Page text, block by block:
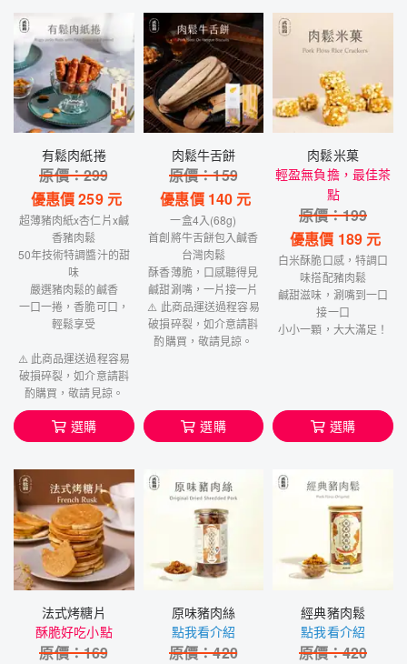
有鬆肉紙捲
原價：299
優惠價259元
超薄豬肉紙x杏仁片x鹹
香豬肉鬆
50年技術特調醬汁的甜
味
嚴選豬肉鬆的鹹香
一口一捲，香脆可口，
輕鬆享受
⚠️ 此商品運送過程容易
破損碎裂，如介意請斟
酌購買，敬請見諒。
選購
肉鬆牛舌餅
原價：159
優惠價 140 元
一盒4入(68g)
首創將牛舌餅包入鹹香
台灣肉鬆
酥香薄脆，口感聽得見
鹹甜涮嘴，一片接一片
⚠️ 此商品運送過程容易
破損碎裂，如介意請斟
酌購買，敬請見諒。
選購
肉鬆米菓
輕盈無負擔，最佳茶
點
原價：199
優惠價 189元
白米酥脆口感，特調口
味搭配豬肉鬆
鹹甜滋味，涮嘴到一口
接一口
小小一顆，大大滿足！
選購
法式烤糖片
酥脆好吃小點
原價：169
原味豬肉絲
點我看介紹
原價：420
經典豬肉鬆
點我看介紹
原價：420